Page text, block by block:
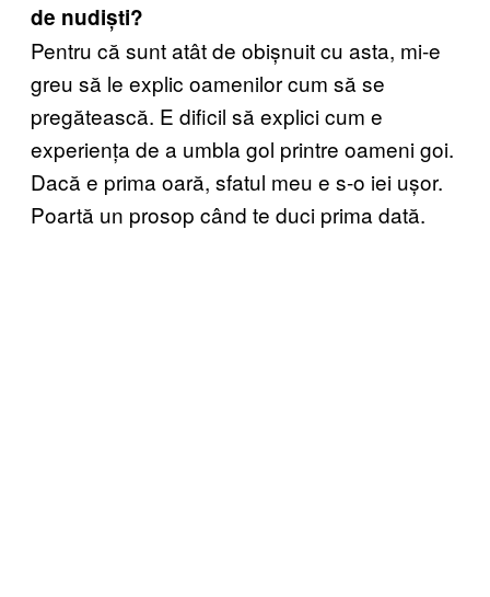
de nudiști?
Pentru că sunt atât de obișnuit cu asta, mi-e
greu să le explic oamenilor cum să se
pregătească. E dificil să explici cum e
experiența de a umbla gol printre oameni goi.
Dacă e prima oară, sfatul meu e s-o iei ușor.
Poartă un prosop când te duci prima dată.